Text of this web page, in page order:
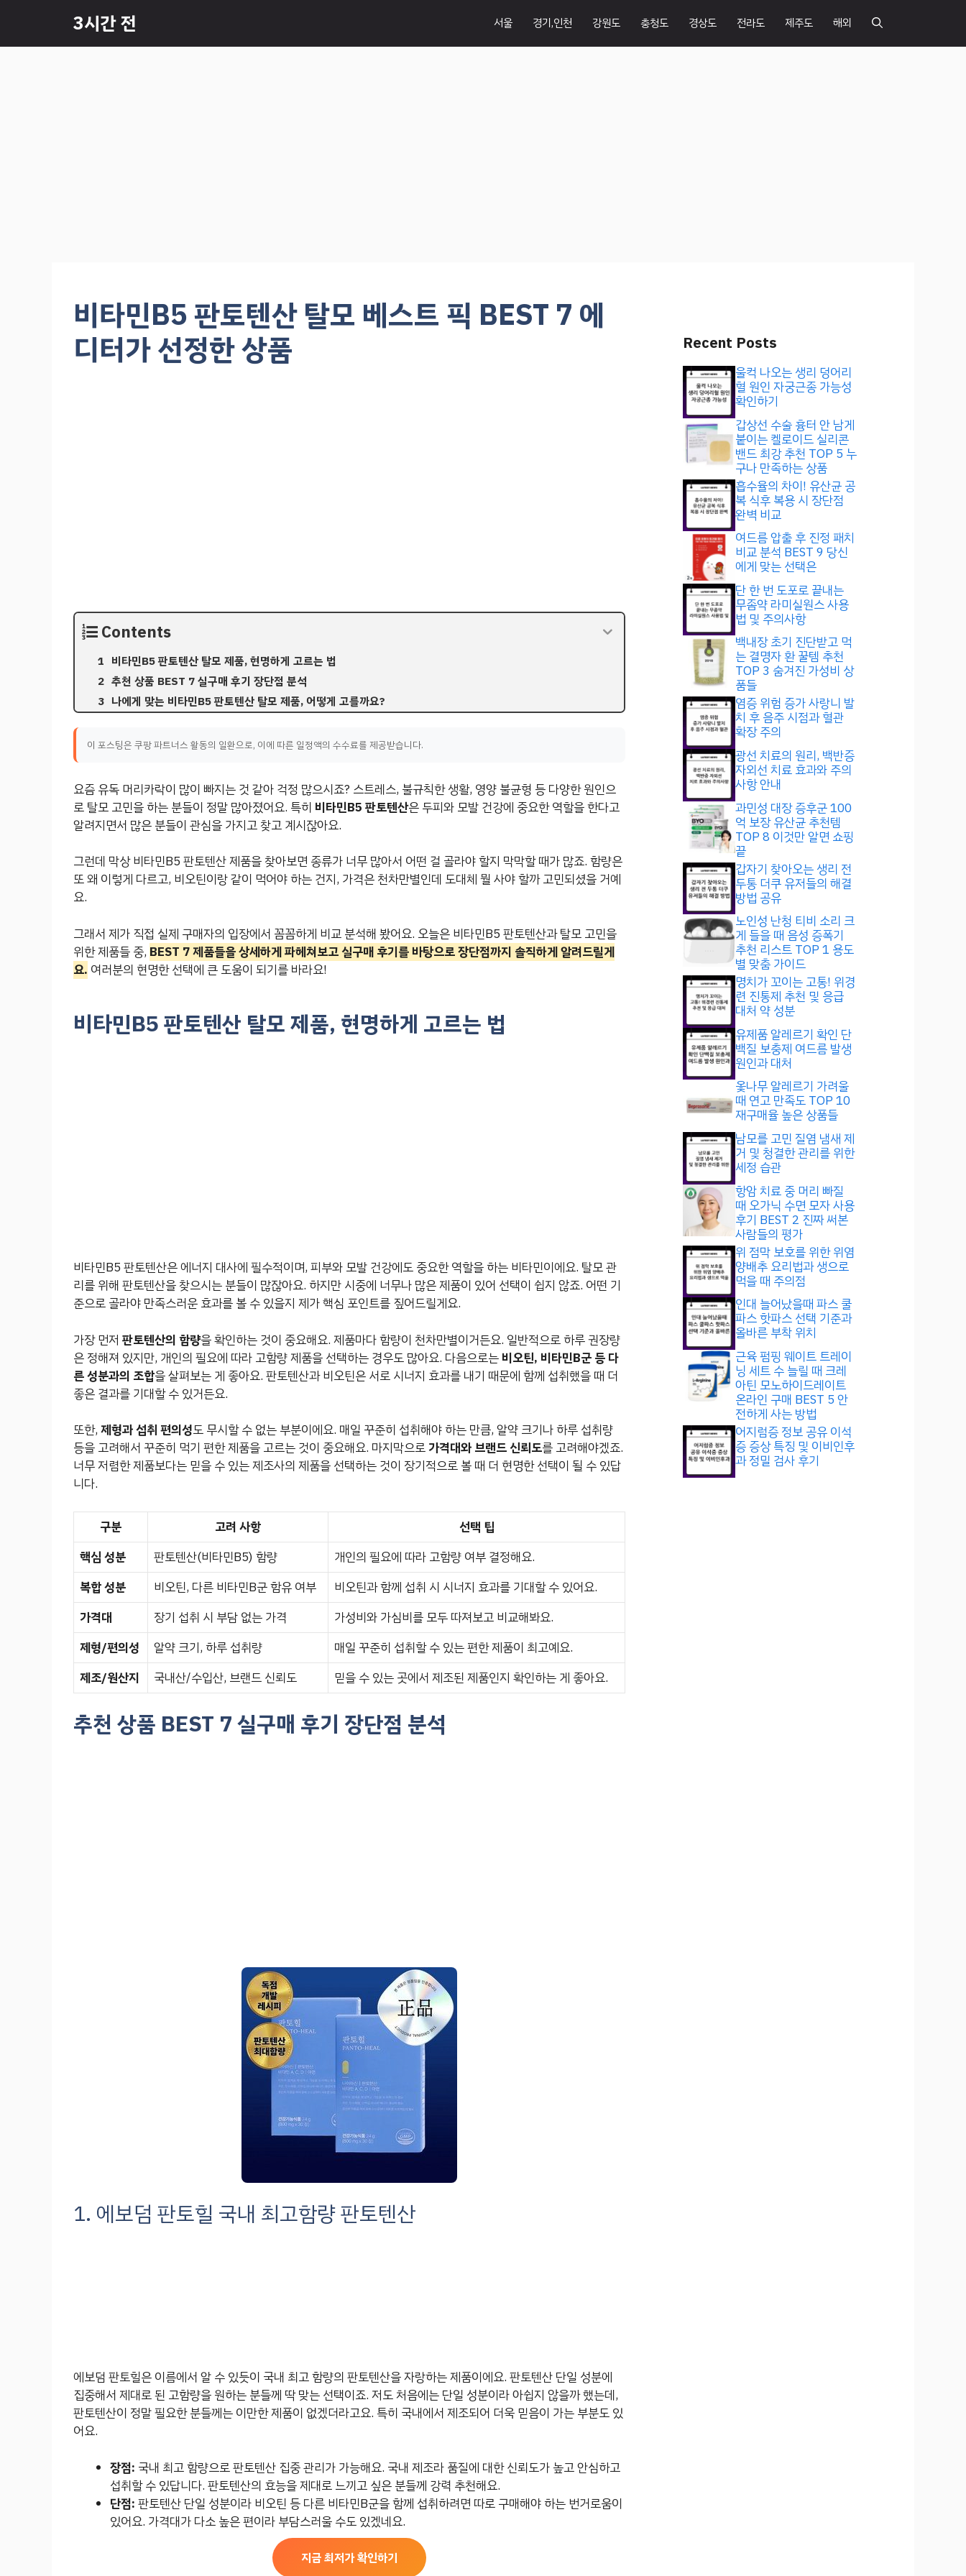
츠
3시간 전 서울 경기,인천 강원도 충청도 경상도 전라도 제주도 해외
비타민B5 판토텐산 탈모 베스트 픽 BEST 7 에
디터가 선정한 상품
Contents
비타민B5 판토텐산 탈모 제품, 현명하게 고르는 법
추천 상품 BEST 7 실구매 후기 장단점 분석
나에게 맞는 비타민B5 판토텐산 탈모 제품, 어떻게 고를까요?
이 포스팅은 쿠팡 파트너스 활동의 일환으로, 이에 따른 일정액의 수수료를 제공받습니다.
요즘 유독 머리카락이 많이 빠지는 것 같아 걱정 많으시죠? 스트레스, 불규칙한 생활, 영양 불균형 등 다양한 원인으
로 탈모 고민을 하는 분들이 정말 많아졌어요. 특히 비타민B5 판토텐산은 두피와 모발 건강에 중요한 역할을 한다고
알려지면서 많은 분들이 관심을 가지고 찾고 계시잖아요.
그런데 막상 비타민B5 판토텐산 제품을 찾아보면 종류가 너무 많아서 어떤 걸 골라야 할지 막막할 때가 많죠. 함량은
또 왜 이렇게 다르고, 비오틴이랑 같이 먹어야 하는 건지, 가격은 천차만별인데 도대체 뭘 사야 할까 고민되셨을 거예
요.
그래서 제가 직접 실제 구매자의 입장에서 꼼꼼하게 비교 분석해 봤어요. 오늘은 비타민B5 판토텐산과 탈모 고민을
위한 제품들 중, BEST 7 제품들을 상세하게 파헤쳐보고 실구매 후기를 바탕으로 장단점까지 솔직하게 알려드릴게
요. 여러분의 현명한 선택에 큰 도움이 되기를 바라요!
비타민B5 판토텐산 탈모 제품, 현명하게 고르는 법
비타민B5 판토텐산은 에너지 대사에 필수적이며, 피부와 모발 건강에도 중요한 역할을 하는 비타민이에요. 탈모 관
리를 위해 판토텐산을 찾으시는 분들이 많잖아요. 하지만 시중에 너무나 많은 제품이 있어 선택이 쉽지 않죠. 어떤 기
준으로 골라야 만족스러운 효과를 볼 수 있을지 제가 핵심 포인트를 짚어드릴게요.
가장 먼저 판토텐산의 함량을 확인하는 것이 중요해요. 제품마다 함량이 천차만별이거든요. 일반적으로 하루 권장량
은 정해져 있지만, 개인의 필요에 따라 고함량 제품을 선택하는 경우도 많아요. 다음으로는 비오틴, 비타민B군 등 다
른 성분과의 조합을 살펴보는 게 좋아요. 판토텐산과 비오틴은 서로 시너지 효과를 내기 때문에 함께 섭취했을 때 더
좋은 결과를 기대할 수 있거든요.
또한, 제형과 섭취 편의성도 무시할 수 없는 부분이에요. 매일 꾸준히 섭취해야 하는 만큼, 알약 크기나 하루 섭취량
등을 고려해서 꾸준히 먹기 편한 제품을 고르는 것이 중요해요. 마지막으로 가격대와 브랜드 신뢰도를 고려해야겠죠.
너무 저렴한 제품보다는 믿을 수 있는 제조사의 제품을 선택하는 것이 장기적으로 볼 때 더 현명한 선택이 될 수 있답
니다.
구분 고려 사항
선택 팁
핵심 성분
판토텐산(비타민B5) 함량
개인의 필요에 따라 고함량 여부 결정해요.
복합 성분
비오틴, 다른 비타민B군 함유 여부
비오틴과 함께 섭취 시 시너지 효과를 기대할 수 있어요.
가격대
장기 섭취 시 부담 없는 가격
가성비와 가심비를 모두 따져보고 비교해봐요.
제형/편의성
알약 크기, 하루 섭취량
매일 꾸준히 섭취할 수 있는 편한 제품이 최고예요.
제조/원산지
국내산/수입산, 브랜드 신뢰도 믿을 수 있는 곳에서 제조된 제품인지 확인하는 게 좋아요.
추천 상품 BEST 7 실구매 후기 장단점 분석
1. 에보덤 판토힐 국내 최고함량 판토텐산
에보덤 판토힐은 이름에서 알 수 있듯이 국내 최고 함량의 판토텐산을 자랑하는 제품이에요. 판토텐산 단일 성분에
집중해서 제대로 된 고함량을 원하는 분들께 딱 맞는 선택이죠. 저도 처음에는 단일 성분이라 아쉽지 않을까 했는데,
판토텐산이 정말 필요한 분들께는 이만한 제품이 없겠더라고요. 특히 국내에서 제조되어 더욱 믿음이 가는 부분도 있
어요.
장점: 국내 최고 함량으로 판토텐산 집중 관리가 가능해요. 국내 제조라 품질에 대한 신뢰도가 높고 안심하고
섭취할 수 있답니다. 판토텐산의 효능을 제대로 느끼고 싶은 분들께 강력 추천해요.
단점: 판토텐산 단일 성분이라 비오틴 등 다른 비타민B군을 함께 섭취하려면 따로 구매해야 하는 번거로움이
있어요. 가격대가 다소 높은 편이라 부담스러울 수도 있겠네요.
지금 최저가 확인하기
Recent Posts
울컥 나오는 생리 덩어리
혈 원인 자궁근종 가능성
확인하기
갑상선 수술 흉터 안 남게
붙이는 켈로이드 실리콘
밴드 최강 추천 TOP 5 누
구나 만족하는 상품
흡수율의 차이! 유산균 공
복 식후 복용 시 장단점
완벽 비교
여드름 압출 후 진정 패치
비교 분석 BEST 9 당신
에게 맞는 선택은
단 한 번 도포로 끝내는
무좀약 라미실원스 사용
법 및 주의사항
백내장 초기 진단받고 먹
는 결명자 환 꿀템 추천
TOP 3 숨겨진 가성비 상
품들
염증 위험 증가 사랑니 발
치 후 음주 시점과 혈관
확장 주의
광선 치료의 원리, 백반증
자외선 치료 효과와 주의
사항 안내
과민성 대장 증후군 100
억 보장 유산균 추천템
TOP 8 이것만 알면 쇼핑
끝
갑자기 찾아오는 생리 전
두통 더쿠 유저들의 해결
방법 공유
노인성 난청 티비 소리 크
게 들을 때 음성 증폭기
추천 리스트 TOP 1 용도
별 맞춤 가이드
명치가 꼬이는 고통! 위경
련 진통제 추천 및 응급
대처 약 성분
유제품 알레르기 확인 단
백질 보충제 여드름 발생
원인과 대처
옻나무 알레르기 가려울
때 연고 만족도 TOP 10
재구매율 높은 상품들
남모를 고민 질염 냄새 제
거 및 청결한 관리를 위한
세정 습관
항암 치료 중 머리 빠질
때 오가닉 수면 모자 사용
후기 BEST 2 진짜 써본
사람들의 평가
위 점막 보호를 위한 위염
양배추 요리법과 생으로
먹을 때 주의점
인대 늘어났을때 파스 쿨
파스 핫파스 선택 기준과
올바른 부착 위치
근육 펌핑 웨이트 트레이
닝 세트 수 늘릴 때 크레
아틴 모노하이드레이트
온라인 구매 BEST 5 안
전하게 사는 방법
어지럼증 정보 공유 이석
증 증상 특징 및 이비인후
과 정밀 검사 후기